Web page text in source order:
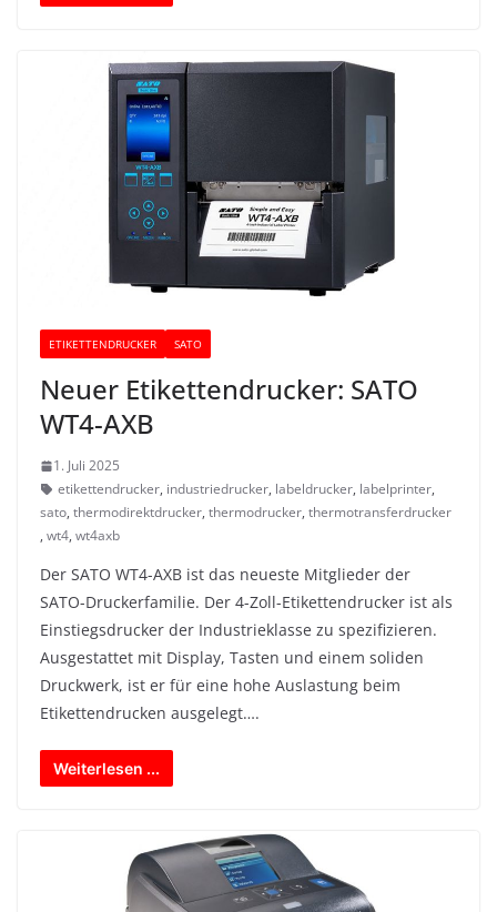
ETIKETTENDRUCKER SATO
Neuer Etikettendrucker: SATO
WT4-AXB
1. Juli 2025
etikettendrucker, industriedrucker, labeldrucker, labelprinter,
sato, thermodirektdrucker, thermodrucker, thermotransferdrucker
, wt4, wt4axb
Der SATO WT4-AXB ist das neueste Mitglieder der
SATO-Druckerfamilie. Der 4-Zoll-Etikettendrucker ist als
Einstiegsdrucker der Industrieklasse zu spezifizieren.
Ausgestattet mit Display, Tasten und einem soliden
Druckwerk, ist er für eine hohe Auslastung beim
Etikettendrucken ausgelegt….
Weiterlesen ...